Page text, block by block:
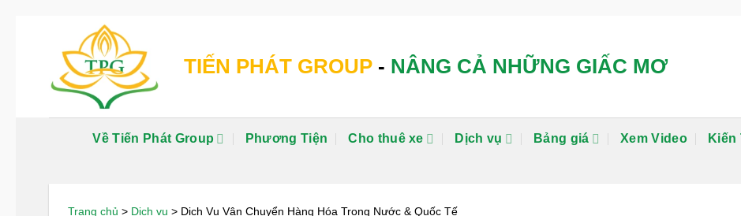
TIẾN PHÁT GROUP - NÂNG CẢ NHỮNG GIẤC MƠ
Về Tiến Phát Group Phương Tiện Cho thuê xe Dịch vụ Bảng giá Xem Video Kiến
Trang chủ > Dịch vụ > Dịch Vụ Vận Chuyển Hàng Hóa Trong Nước & Quốc Tế